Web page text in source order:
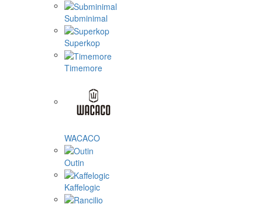
Subminimal
Superkop
Timemore
WACACO
Outin
Kaffelogic